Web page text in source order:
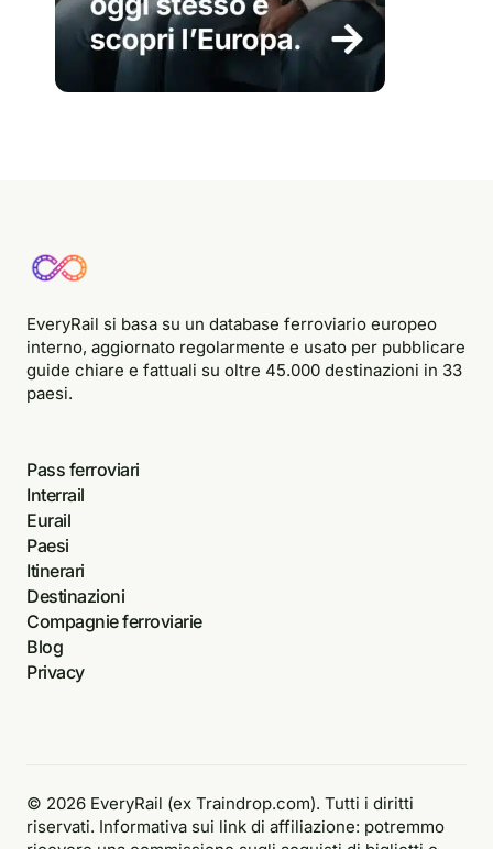
EveryRail si basa su un database ferroviario europeo
interno, aggiornato regolarmente e usato per pubblicare
guide chiare e fattuali su oltre 45.000 destinazioni in 33
paesi.
Pass ferroviari
Interrail
Eurail
Paesi
Itinerari
Destinazioni
Compagnie ferroviarie
Blog
Privacy
© 2026 EveryRail (ex Traindrop.com). Tutti i diritti
riservati. Informativa sui link di affiliazione: potremmo